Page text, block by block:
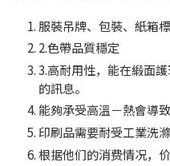
服裝吊牌、包裝、紙箱
2.色帶品質穩定
3.高耐用性，能在緞面
的訊息。
能夠承受高溫－熱會導
印刷品需要耐受工業洗
根据他们的消费情况，